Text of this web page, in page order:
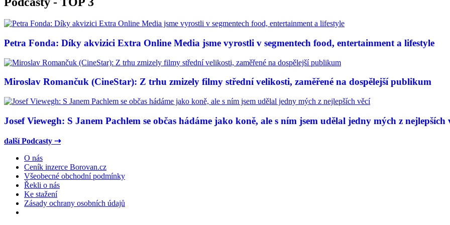
Petra Fonda: Díky akvizici Extra Online Media jsme vyrostli v segmentech food, entertainment a lifestyle
Miroslav Romančuk (CineStar): Z trhu zmizely filmy střední velikosti, zaměřené na dospělejší publikum
Josef Viewegh: S Janem Pachlem se občas hádáme jako koně, ale s ním jsem udělal jedny mých z nejlepších
další Podcasty ⇢
O nás
Ceník inzerce Borovan.cz
Všeobecné obchodní podmínky
Řekli o nás
Ke stažení
Zásady ochrany osobních údajů